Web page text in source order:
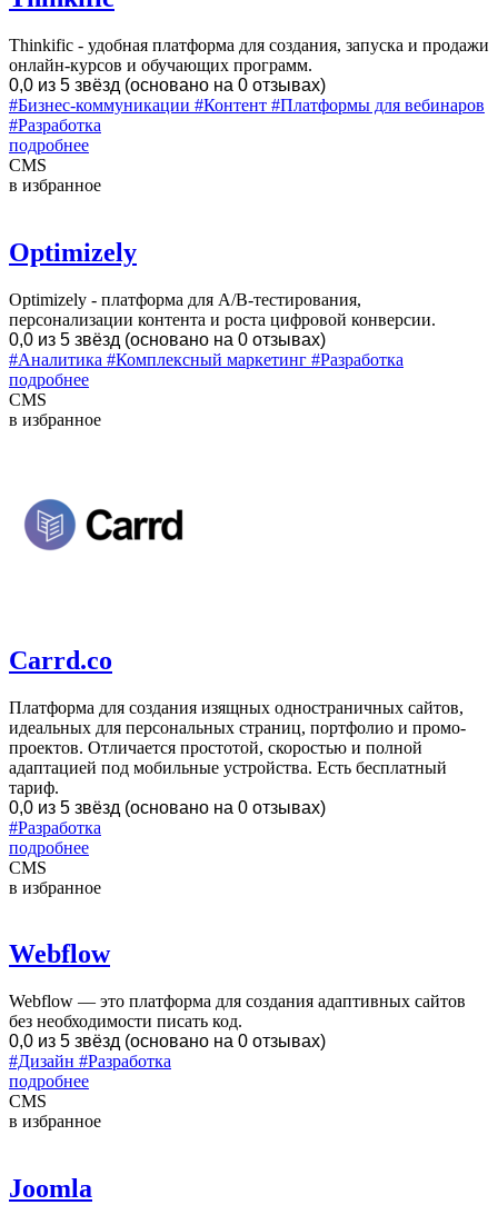
Thinkific - удобная платформа для создания, запуска и продажи
онлайн-курсов и обучающих программ.
0,0 из 5 звёзд (основано на 0 отзывах)
#Бизнес-коммуникации #Контент #Платформы для вебинаров
#Разработка
подробнее
CMS
в избранное
Optimizely
Optimizely - платформа для A/B-тестирования,
персонализации контента и роста цифровой конверсии.
0,0 из 5 звёзд (основано на 0 отзывах)
#Аналитика #Комплексный маркетинг #Разработка
подробнее
CMS
в избранное
Carrd.co
Платформа для создания изящных одностраничных сайтов,
идеальных для персональных страниц, портфолио и промо-
проектов. Отличается простотой, скоростью и полной
адаптацией под мобильные устройства. Есть бесплатный
тариф.
0,0 из 5 звёзд (основано на 0 отзывах)
#Разработка
подробнее
CMS
в избранное
Webflow
Webflow — это платформа для создания адаптивных сайтов
без необходимости писать код.
0,0 из 5 звёзд (основано на 0 отзывах)
#Дизайн #Разработка
подробнее
CMS
в избранное
Joomla